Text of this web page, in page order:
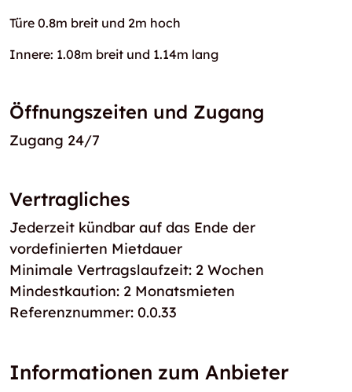
Türe 0.8m breit und 2m hoch
Innere: 1.08m breit und 1.14m lang
Öffnungszeiten und Zugang
Zugang 24/7
Vertragliches
Jederzeit kündbar auf das Ende der
vordefinierten Mietdauer
Minimale Vertragslaufzeit: 2 Wochen
Mindestkaution: 2 Monatsmieten
Referenznummer: 0.0.33
Informationen zum Anbieter